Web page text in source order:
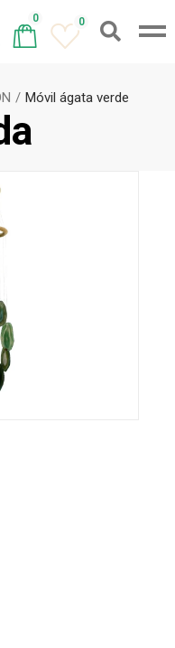
0 0
Móvil ágata verde